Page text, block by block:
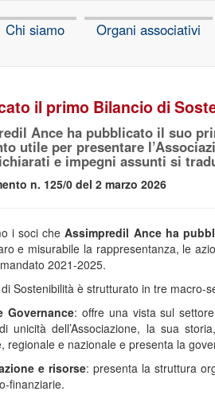
Chi siamo Organi associativi
il primo Bilancio di
Ance ha pubblicato il suo
utile per presentare
e impegni assunti si
n. 125/0 del 2 marzo 2026
i soci cheAssimpredil Ance ha
e misurabile la rappresentanza, le
2021-2025.
Sostenibilità è strutturato in tre macro-
Governance: offre una vista sul
unicità dell’Associazione, la sua
regionale e nazionale e presenta la
e risorse: presenta la struttura
finanziarie.